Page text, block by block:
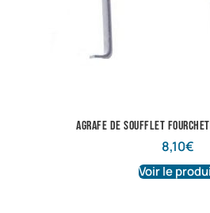
Agrafe de soufflet
8,10€
Voir le